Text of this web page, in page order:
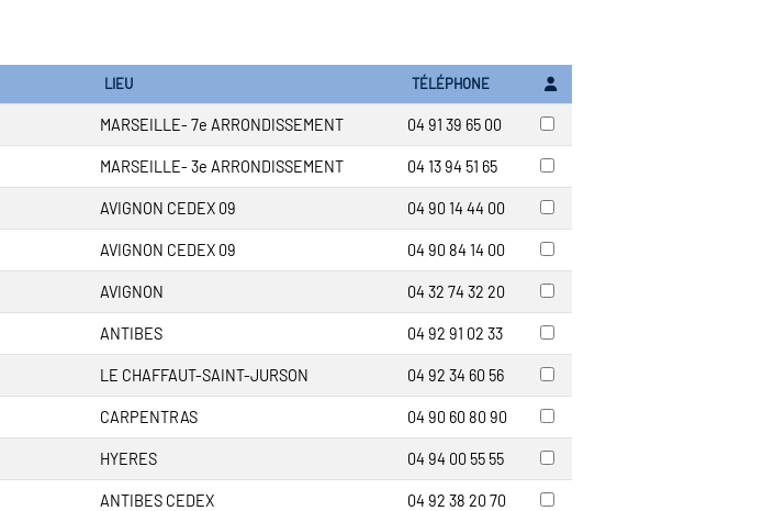
LIEU TÉLÉPHONE
MARSEILLE- 7e ARRONDISSEMENT 04 91 39 65 00
MARSEILLE- 3e ARRONDISSEMENT 04 13 94 51 65
AVIGNON CEDEX 09 04 90 14 44 00
AVIGNON CEDEX 09 04 90 84 14 00
AVIGNON 04 32 74 32 20
ANTIBES 04 92 91 02 33
LE CHAFFAUT-SAINT-JURSON 04 92 34 60 56
CARPENTRAS 04 90 60 80 90
HYERES 04 94 00 55 55
ANTIBES CEDEX 04 92 38 20 70